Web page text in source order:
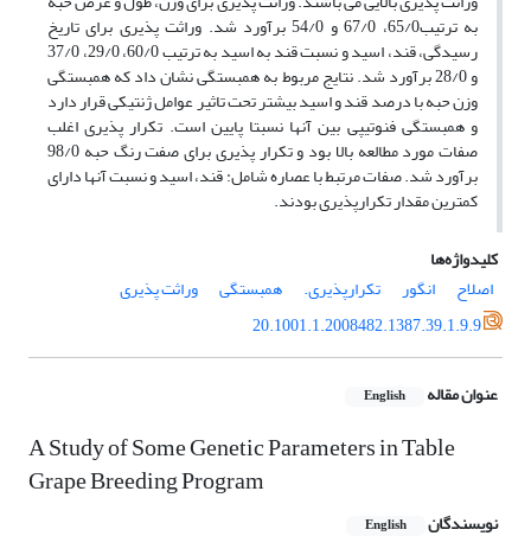
به ترتیب65/0، 67/0 و 54/0 برآورد شد. وراثت پذیری برای تاریخ
رسیدگی، قند، اسید و نسبت قند به اسید به ترتیب 60/0، 29/0، 37/0
و 28/0 برآورد شد. نتایج مربوط به همبستگی نشان داد که همبستگی
وزن حبه با درصد قند و اسید بیشتر تحت تاثیر عوامل ژنتیکی قرار دارد
و همبستگی فنوتیپی بین آنها نسبتا پایین است. تکرار پذیری اغلب
صفات مورد مطالعه بالا بود و تکرار پذیری برای صفت رنگ حبه 98/0
برآورد شد. صفات مرتبط با عصاره شامل: قند، اسید و نسبت آنها دارای
کمترین مقدار تکرارپذیری بودند.
کلیدواژه‌ها
اصلاح
انگور تکرارپذیری. همبستگی
وراثت پذیری
20.1001.1.2008482.1387.39.1.9.9
عنوان مقاله English
A Study of Some Genetic Parameters in Table
Grape Breeding Program
نویسندگان English